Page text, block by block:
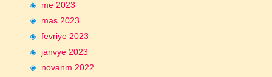
me 2023
mas 2023
fevriye 2023
janvye 2023
novanm 2022